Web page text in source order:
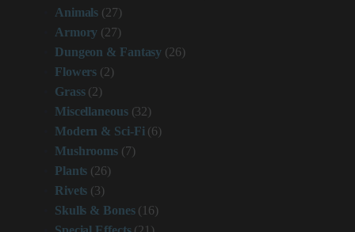
Animals (27)
Armory (27)
Dungeon & Fantasy (26)
Flowers (2)
Grass (2)
Miscellaneous (32)
Modern & Sci-Fi (6)
Mushrooms (7)
Plants (26)
Rivets (3)
Skulls & Bones (16)